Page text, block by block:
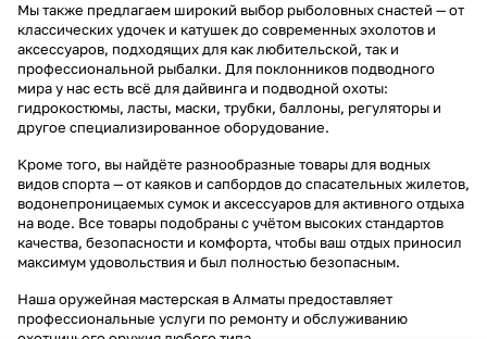
Мы также предлагаем широкий выбор рыболовных снастей — от
классических удочек и катушек до современных эхолотов и
аксессуаров, подходящих для как любительской, так и
профессиональной рыбалки. Для поклонников подводного
мира у нас есть всё для дайвинга и подводной охоты:
гидрокостюмы, ласты, маски, трубки, баллоны, регуляторы и
другое специализированное оборудование.
Кроме того, вы найдёте разнообразные товары для водных
видов спорта — от каяков и сапбордов до спасательных жилетов,
водонепроницаемых сумок и аксессуаров для активного отдыха
на воде. Все товары подобраны с учётом высоких стандартов
качества, безопасности и комфорта, чтобы ваш отдых приносил
максимум удовольствия и был полностью безопасным.
Наша оружейная мастерская в Алматы предоставляет
профессиональные услуги по ремонту и обслуживанию